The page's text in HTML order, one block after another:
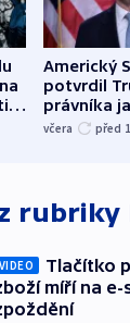
i
Americký
potvrdil
právníka
ministra
včera před
rubriky
VIDEO
Tlačítko
míří na e-